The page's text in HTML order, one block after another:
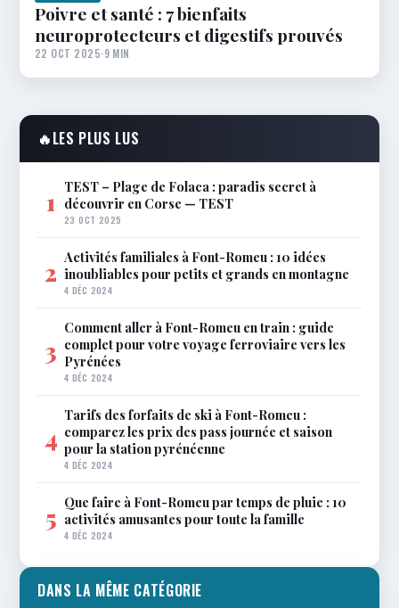
Poivre et santé : 7 bienfaits
neuroprotecteurs et digestifs prouvés
22 OCT 2025·9 MIN
🔥LES PLUS LUS
1
TEST – Plage de Folaca : paradis secret à
découvrir en Corse — TEST
23 OCT 2025
2 Activités familiales à Font-Romeu : 10 idées
inoubliables pour petits et grands en montagne
4 DÉC 2024
3
Comment aller à Font-Romeu en train : guide
complet pour votre voyage ferroviaire vers les
Pyrénées
4 DÉC 2024
4
Tarifs des forfaits de ski à Font-Romeu :
comparez les prix des pass journée et saison
pour la station pyrénéenne
4 DÉC 2024
5 Que faire à Font-Romeu par temps de pluie : 10
activités amusantes pour toute la famille
4 DÉC 2024
DANS LA MÊME CATÉGORIE